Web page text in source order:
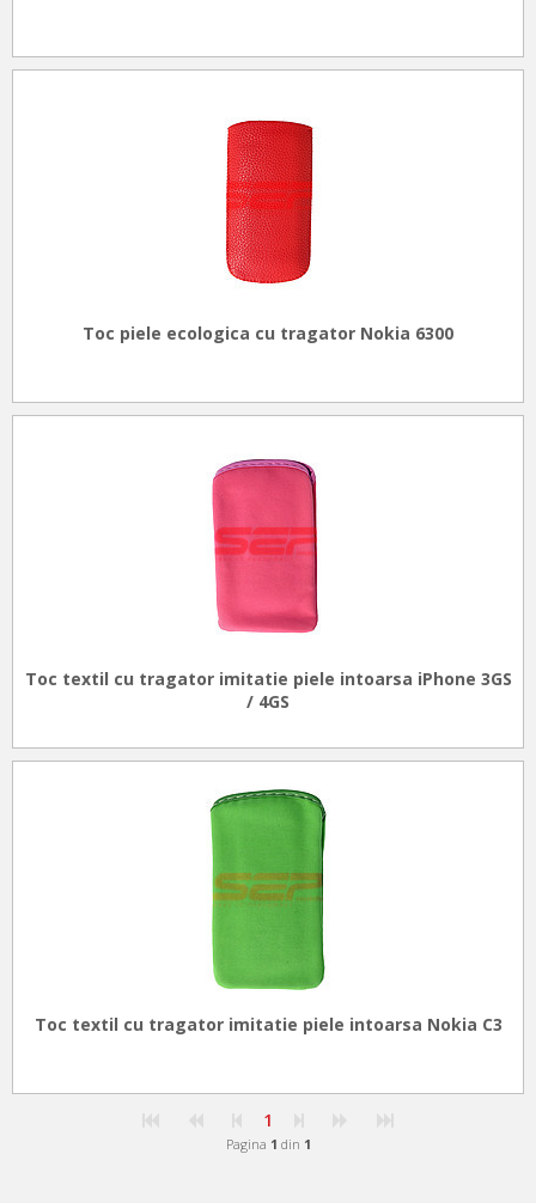
Toc piele ecologica cu tragator Nokia 6300
Toc textil cu tragator imitatie piele intoarsa iPhone 3GS
/ 4GS
Toc textil cu tragator imitatie piele intoarsa Nokia C3
1
Pagina 1 din 1